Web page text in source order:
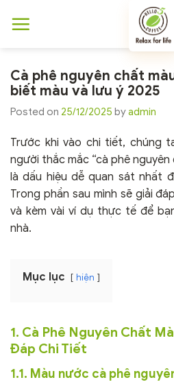
đến
Cà phê nguyên chất
biết màu và lưu ý 2025
Posted on 25/12/2025 byadmin
Trước khi vào chi tiết, chúng
người thắc mắc “cà phê nguyên
là dấu hiệu dễ quan sát nhất
Trong phần sau mình sẽ giải
và kèm vài ví dụ thực tế để
nhà.
Mục lục hiện
1. Cà Phê Nguyên Chất
Đáp Chi Tiết
1.1. Màu nước cà phê